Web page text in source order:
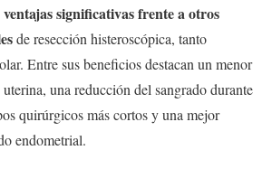
significativas frente a otros
de resección histeroscópica, tanto
Entre sus beneficios destacan un menor
una reducción del sangrado durante
quirúrgicos más cortos y una mejor
endometrial.